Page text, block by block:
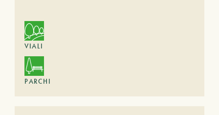
VIALI
PARCHI